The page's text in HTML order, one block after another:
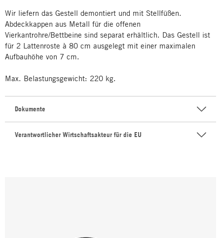
Wir liefern das Gestell demontiert und mit Stellfüßen.
Abdeckkappen aus Metall für die offenen
Vierkantrohre/Bettbeine sind separat erhältlich. Das Gestell ist
für 2 Lattenroste à 80 cm ausgelegt mit einer maximalen
Aufbauhöhe von 7 cm.
Max. Belastungsgewicht: 220 kg.
Dokumente
Verantwortlicher Wirtschaftsakteur für die EU